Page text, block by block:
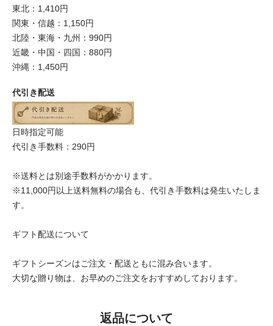
東北：1,410円
関東・信越：1,150円
北陸・東海・九州：990円
近畿・中国・四国：880円
沖縄：1,450円
代引き配送
日時指定可能
代引き手数料：290円
※送料とは別途手数料がかかります。
※11,000円以上送料無料の場合も、代引き手数料は発生いたしま
す。
ギフト配送について
ギフトシーズンはご注文・配送ともに混み合います。
大切な贈り物は、お早めのご注文をおすすめしております。
返品について